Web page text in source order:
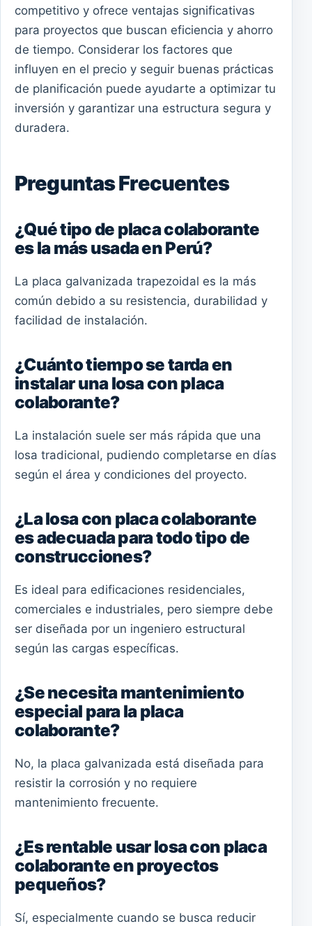
competitivo y ofrece ventajas significativas
para proyectos que buscan eficiencia y ahorro
de tiempo. Considerar los factores que
influyen en el precio y seguir buenas prácticas
de planificación puede ayudarte a optimizar tu
inversión y garantizar una estructura segura y
duradera.
Preguntas Frecuentes
¿Qué tipo de placa colaborante
es la más usada en Perú?
La placa galvanizada trapezoidal es la más
común debido a su resistencia, durabilidad y
facilidad de instalación.
¿Cuánto tiempo se tarda en
instalar una losa con placa
colaborante?
La instalación suele ser más rápida que una
losa tradicional, pudiendo completarse en días
según el área y condiciones del proyecto.
¿La losa con placa colaborante
es adecuada para todo tipo de
construcciones?
Es ideal para edificaciones residenciales,
comerciales e industriales, pero siempre debe
ser diseñada por un ingeniero estructural
según las cargas específicas.
¿Se necesita mantenimiento
especial para la placa
colaborante?
No, la placa galvanizada está diseñada para
resistir la corrosión y no requiere
mantenimiento frecuente.
¿Es rentable usar losa con placa
colaborante en proyectos
pequeños?
Sí, especialmente cuando se busca reducir